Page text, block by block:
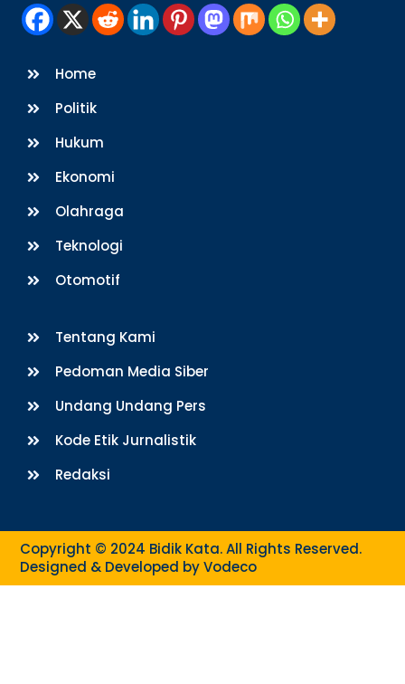
Home
Politik
Hukum
Ekonomi
Olahraga
Teknologi
Otomotif
Tentang Kami
Pedoman Media Siber
Undang Undang Pers
Kode Etik Jurnalistik
Redaksi
Copyright © 2024 Bidik Kata. All Rights Reserved.
Designed & Developed byVodeco